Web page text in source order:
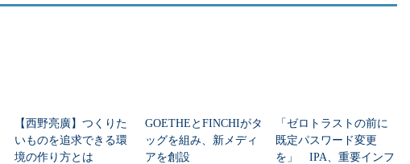
【西野亮廣】つくりた
いものを追求できる環
境の作り方とは
GOETHEとFINCHIがタ
ッグを組み、新メディ
アを創設
「ゼロトラストの前に
既定パスワード変更
を」 IPA、重要インフ